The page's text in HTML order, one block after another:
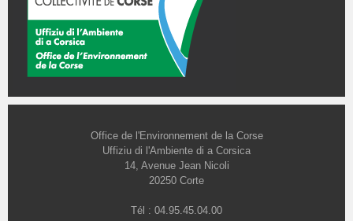
Office de l'Environnement de la Corse
Uffiziu di l'Ambiente di a Corsica
14, Avenue Jean Nicoli
20250 Corte
Tél : 04.95.45.04.00